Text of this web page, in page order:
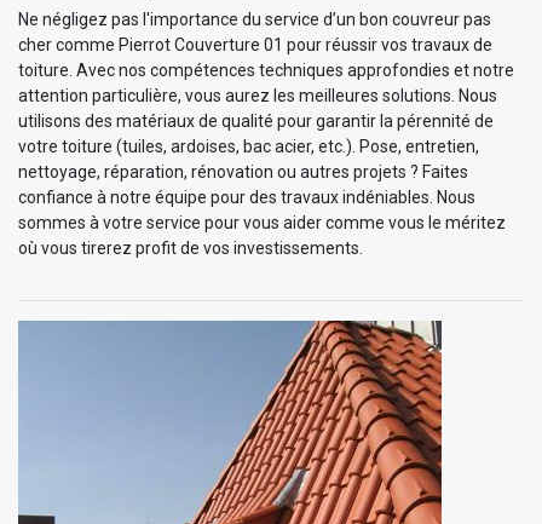
Ne négligez pas l'importance du service d’un bon couvreur pas
cher comme Pierrot Couverture 01 pour réussir vos travaux de
toiture. Avec nos compétences techniques approfondies et notre
attention particulière, vous aurez les meilleures solutions. Nous
utilisons des matériaux de qualité pour garantir la pérennité de
votre toiture (tuiles, ardoises, bac acier, etc.). Pose, entretien,
nettoyage, réparation, rénovation ou autres projets ? Faites
confiance à notre équipe pour des travaux indéniables. Nous
sommes à votre service pour vous aider comme vous le méritez
où vous tirerez profit de vos investissements.